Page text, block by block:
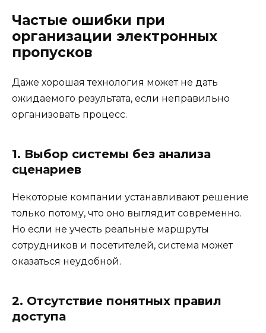
Частые ошибки при
организации электронных
пропусков
Даже хорошая технология может не дать
ожидаемого результата, если неправильно
организовать процесс.
1. Выбор системы без анализа
сценариев
Некоторые компании устанавливают решение
только потому, что оно выглядит современно.
Но если не учесть реальные маршруты
сотрудников и посетителей, система может
оказаться неудобной.
2. Отсутствие понятных правил
доступа